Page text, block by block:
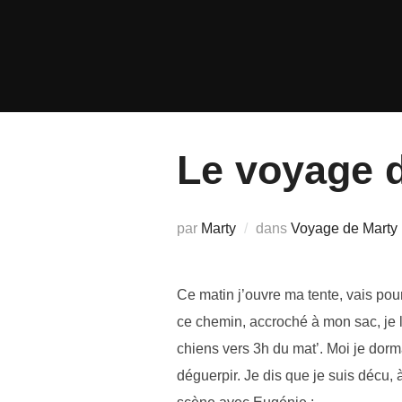
Le voyage
par Marty dans Voyage de Marty
Ce matin j’ouvre ma tente, vais
ce chemin, accroché à mon sac, je
chiens vers 3h du mat’. Moi je
déguerpir. Je dis que je suis décu,